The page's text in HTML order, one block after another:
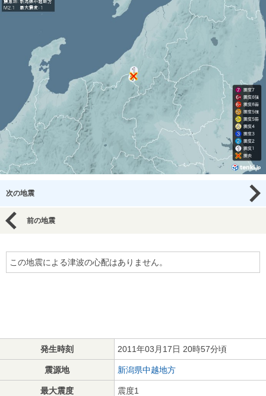
次の地震
前の地震
この地震による津波の心配はありません。
発生時刻 2011年03月17日 20時57分頃
震源地 新潟県中越地方
最大震度 震度1